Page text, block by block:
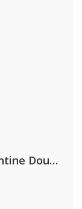
Calvin Harris & Clementine Douglas